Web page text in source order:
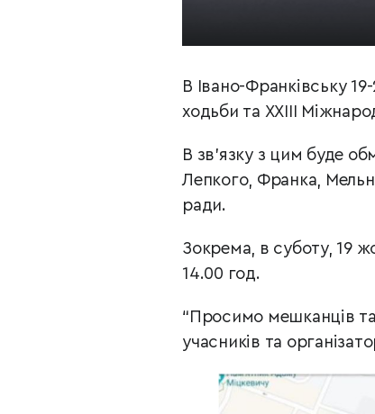
В Івано-Франківську
ходьби та ХХІІІ
В зв’язку з цим буде
Лепкого, Франка,
ради.
Зокрема, в суботу, 19
14.00 год.
“Просимо мешканців
учасників та